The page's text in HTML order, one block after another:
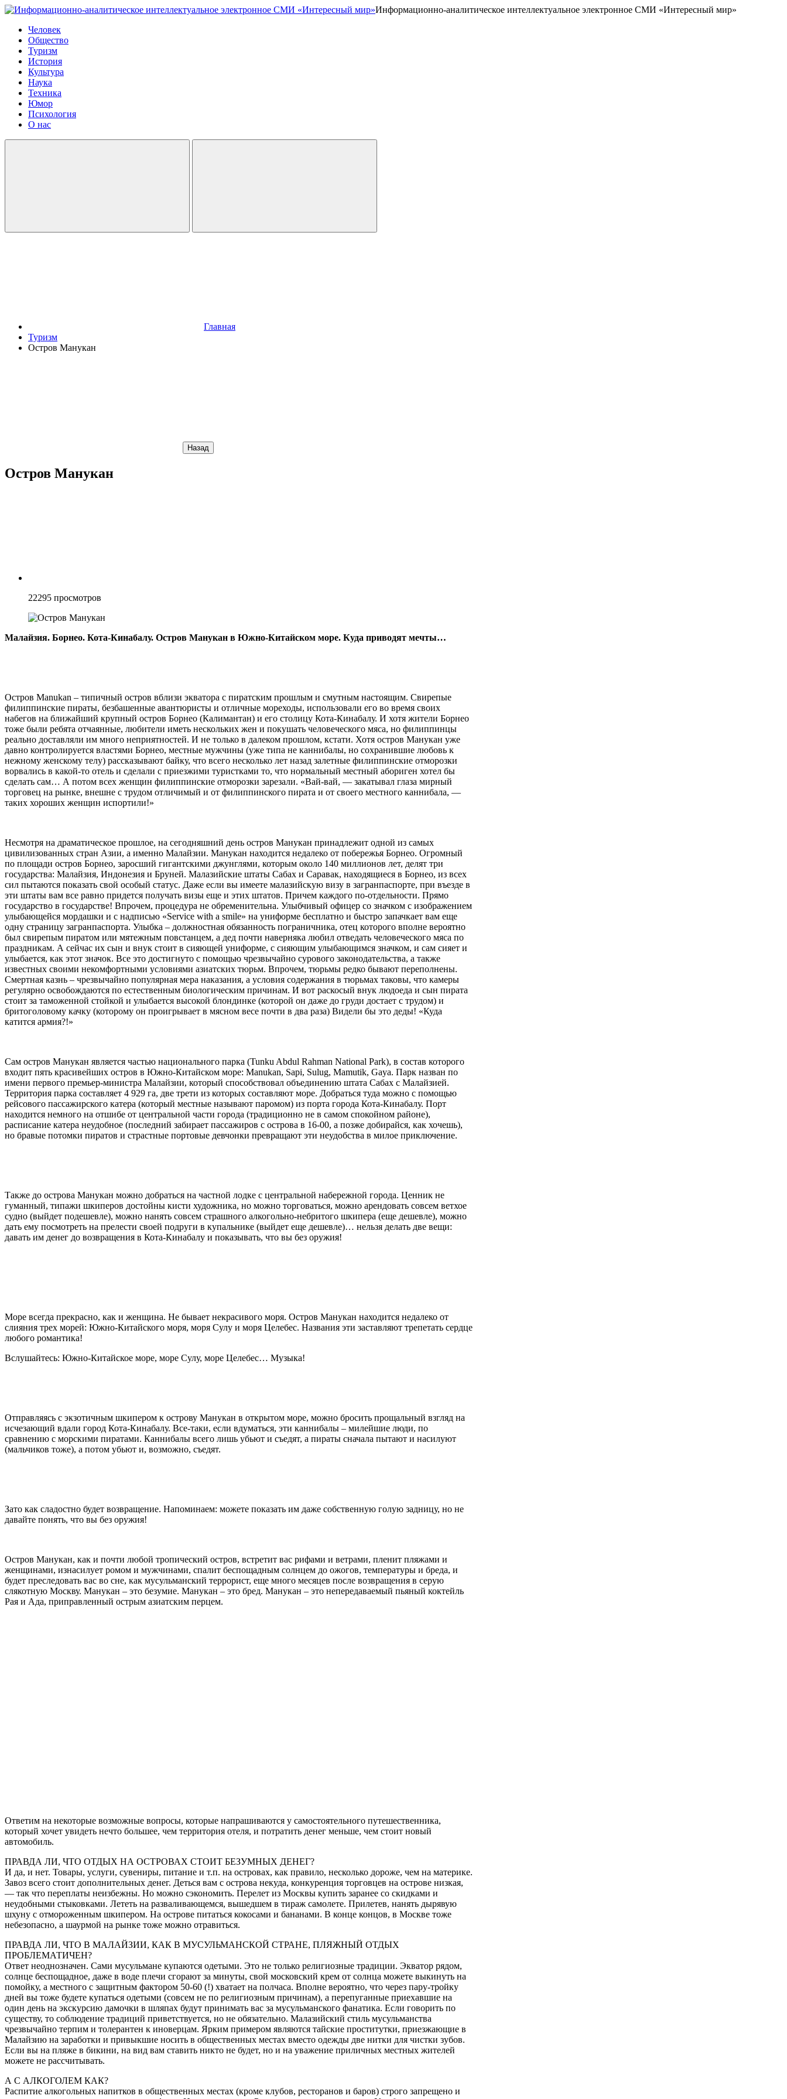
Информационно-аналитическое интеллектуальное электронное СМИ «Интересный мир»
Человек
Общество
Туризм
История
Культура
Наука
Техника
Юмор
Психология
О нас
Главная
Туризм
Остров Манукан
Назад
Остров Манукан
22295 просмотров
Малайзия. Борнео. Кота-Кинабалу. Остров Манукан в Южно-Китайском море. Куда приводят мечты…
Остров Manukan – типичный остров вблизи экватора с пиратским прошлым и смутным настоящим. Свирепые
филиппинские пираты, безбашенные авантюристы и отличные мореходы, использовали его во время своих
набегов на ближайший крупный остров Борнео (Калимантан) и его столицу Кота-Кинабалу. И хотя жители Борнео
тоже были ребята отчаянные, любители иметь нескольких жен и покушать человеческого мяса, но филиппинцы
реально доставляли им много неприятностей. И не только в далеком прошлом, кстати. Хотя остров Манукан уже
давно контролируется властями Борнео, местные мужчины (уже типа не каннибалы, но сохранившие любовь к
нежному женскому телу) рассказывают байку, что всего несколько лет назад залетные филиппинские отморозки
ворвались в какой-то отель и сделали с приезжими туристками то, что нормальный местный абориген хотел бы
сделать сам… А потом всех женщин филиппинские отморозки зарезали. «Вай-вай, — закатывал глаза мирный
торговец на рынке, внешне с трудом отличимый и от филиппинского пирата и от своего местного каннибала, —
таких хороших женщин испортили!»
Несмотря на драматическое прошлое, на сегодняшний день остров Манукан принадлежит одной из самых
цивилизованных стран Азии, а именно Малайзии. Манукан находится недалеко от побережья Борнео. Огромный
по площади остров Борнео, заросший гигантскими джунглями, которым около 140 миллионов лет, делят три
государства: Малайзия, Индонезия и Бруней. Малазийские штаты Сабах и Саравак, находящиеся в Борнео, из всех
сил пытаются показать свой особый статус. Даже если вы имеете малазийскую визу в загранпаспорте, при въезде в
эти штаты вам все равно придется получать визы еще и этих штатов. Причем каждого по-отдельности. Прямо
государство в государстве! Впрочем, процедура не обременительна. Улыбчивый офицер со значком с изображением
улыбающейся мордашки и с надписью «Service with a smile» на униформе бесплатно и быстро запачкает вам еще
одну страницу загранпаспорта. Улыбка – должностная обязанность пограничника, отец которого вполне вероятно
был свирепым пиратом или мятежным повстанцем, а дед почти наверняка любил отведать человеческого мяса по
праздникам. А сейчас их сын и внук стоит в сияющей униформе, с сияющим улыбающимся значком, и сам сияет и
улыбается, как этот значок. Все это достигнуто с помощью чрезвычайно сурового законодательства, а также
известных своими некомфортными условиями азиатских тюрьм. Впрочем, тюрьмы редко бывают переполнены.
Смертная казнь – чрезвычайно популярная мера наказания, а условия содержания в тюрьмах таковы, что камеры
регулярно освобождаются по естественным биологическим причинам. И вот раскосый внук людоеда и сын пирата
стоит за таможенной стойкой и улыбается высокой блондинке (которой он даже до груди достает с трудом) и
бритоголовому качку (которому он проигрывает в мясном весе почти в два раза) Видели бы это деды! «Куда
катится армия?!»
Сам остров Манукан является частью национального парка (Tunku Abdul Rahman National Park), в состав которого
входит пять красивейших остров в Южно-Китайском море: Manukan, Sapi, Sulug, Mamutik, Gaya. Парк назван по
имени первого премьер-министра Малайзии, который способствовал объединению штата Сабах с Малайзией.
Территория парка составляет 4 929 га, две трети из которых составляют море. Добраться туда можно с помощью
рейсового пассажирского катера (который местные называют паромом) из порта города Кота-Кинабалу. Порт
находится немного на отшибе от центральной части города (традиционно не в самом спокойном районе),
расписание катера неудобное (последний забирает пассажиров с острова в 16-00, а позже добирайся, как хочешь),
но бравые потомки пиратов и страстные портовые девчонки превращают эти неудобства в милое приключение.
Также до острова Манукан можно добраться на частной лодке с центральной набережной города. Ценник не
гуманный, типажи шкиперов достойны кисти художника, но можно торговаться, можно арендовать совсем ветхое
судно (выйдет подешевле), можно нанять совсем страшного алкогольно-небритого шкипера (еще дешевле), можно
дать ему посмотреть на прелести своей подруги в купальнике (выйдет еще дешевле)… нельзя делать две вещи:
давать им денег до возвращения в Кота-Кинабалу и показывать, что вы без оружия!
Море всегда прекрасно, как и женщина. Не бывает некрасивого моря. Остров Манукан находится недалеко от
слияния трех морей: Южно-Китайского моря, моря Сулу и моря Целебес. Названия эти заставляют трепетать сердце
любого романтика!
Вслушайтесь: Южно-Китайское море, море Сулу, море Целебес… Музыка!
Отправляясь с экзотичным шкипером к острову Манукан в открытом море, можно бросить прощальный взгляд на
исчезающий вдали город Кота-Кинабалу. Все-таки, если вдуматься, эти каннибалы – милейшие люди, по
сравнению с морскими пиратами. Каннибалы всего лишь убьют и съедят, а пираты сначала пытают и насилуют
(мальчиков тоже), а потом убьют и, возможно, съедят.
Зато как сладостно будет возвращение. Напоминаем: можете показать им даже собственную голую задницу, но не
давайте понять, что вы без оружия!
Остров Манукан, как и почти любой тропический остров, встретит вас рифами и ветрами, пленит пляжами и
женщинами, изнасилует ромом и мужчинами, спалит беспощадным солнцем до ожогов, температуры и бреда, и
будет преследовать вас во сне, как мусульманский террорист, еще много месяцев после возвращения в серую
слякотную Москву. Манукан – это безумие. Манукан – это бред. Манукан – это непередаваемый пьяный коктейль
Рая и Ада, приправленный острым азиатским перцем.
Ответим на некоторые возможные вопросы, которые напрашиваются у самостоятельного путешественника,
который хочет увидеть нечто большее, чем территория отеля, и потратить денег меньше, чем стоит новый
автомобиль.
ПРАВДА ЛИ, ЧТО ОТДЫХ НА ОСТРОВАХ СТОИТ БЕЗУМНЫХ ДЕНЕГ?
И да, и нет. Товары, услуги, сувениры, питание и т.п. на островах, как правило, несколько дороже, чем на материке.
Завоз всего стоит дополнительных денег. Деться вам с острова некуда, конкуренция торговцев на острове низкая,
— так что переплаты неизбежны. Но можно сэкономить. Перелет из Москвы купить заранее со скидками и
неудобными стыковками. Лететь на разваливающемся, вышедшем в тираж самолете. Прилетев, нанять дырявую
шхуну с отмороженным шкипером. На острове питаться кокосами и бананами. В конце концов, в Москве тоже
небезопасно, а шаурмой на рынке тоже можно отравиться.
ПРАВДА ЛИ, ЧТО В МАЛАЙЗИИ, КАК В МУСУЛЬМАНСКОЙ СТРАНЕ, ПЛЯЖНЫЙ ОТДЫХ
ПРОБЛЕМАТИЧЕН?
Ответ неоднозначен. Сами мусульмане купаются одетыми. Это не только религиозные традиции. Экватор рядом,
солнце беспощадное, даже в воде плечи сгорают за минуты, свой московский крем от солнца можете выкинуть на
помойку, а местного с защитным фактором 50-60 (!) хватает на полчаса. Вполне вероятно, что через пару-тройку
дней вы тоже будете купаться одетыми (совсем не по религиозным причинам), а перепуганные приехавшие на
один день на экскурсию дамочки в шляпах будут принимать вас за мусульманского фанатика. Если говорить по
существу, то соблюдение традиций приветствуется, но не обязательно. Малазийский стиль мусульманства
чрезвычайно терпим и толерантен к иноверцам. Ярким примером являются тайские проститутки, приезжающие в
Малайзию на заработки и привыкшие носить в общественных местах вместо одежды две нитки для чистки зубов.
Если вы на пляже в бикини, на вид вам ставить никто не будет, но и на уважение приличных местных жителей
можете не рассчитывать.
А С АЛКОГОЛЕМ КАК?
Распитие алкогольных напитков в общественных местах (кроме клубов, ресторанов и баров) строго запрещено и